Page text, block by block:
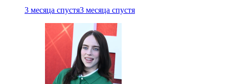
3 месяца спустя3 месяца спустя